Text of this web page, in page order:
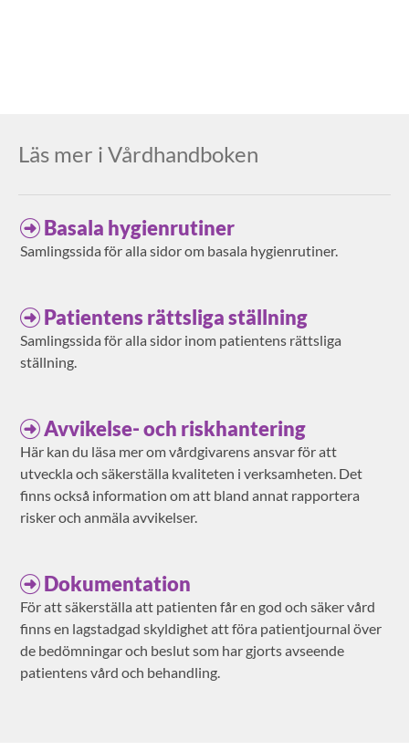
Läs mer i Vårdhandboken
Basala hygienrutiner
Samlingssida för alla sidor om basala hygienrutiner.
Patientens rättsliga ställning
Samlingssida för alla sidor inom patientens rättsliga
ställning.
Avvikelse- och riskhantering
Här kan du läsa mer om vårdgivarens ansvar för att
utveckla och säkerställa kvaliteten i verksamheten. Det
finns också information om att bland annat rapportera
risker och anmäla avvikelser.
Dokumentation
För att säkerställa att patienten får en god och säker vård
finns en lagstadgad skyldighet att föra patientjournal över
de bedömningar och beslut som har gjorts avseende
patientens vård och behandling.